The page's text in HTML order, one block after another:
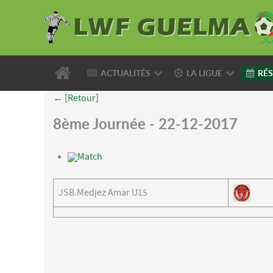
ACTUALITÉS LA LIGUE
← [Retour]
8ème Journée - 22-12-2017
Match
JSB.Medjez Amar U15